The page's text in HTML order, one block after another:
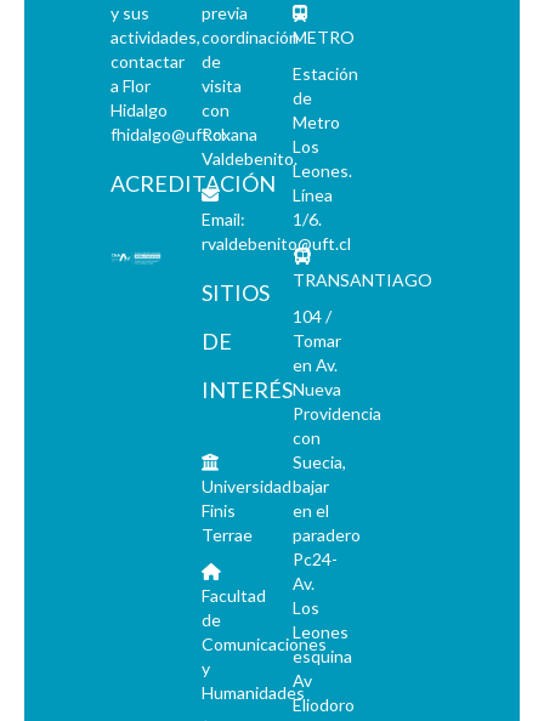
y sus
actividades,
contactar
a Flor
Hidalgo
fhidalgo@uft.cl
ACREDITACIÓN
previa
coordinación
de
visita
con
Roxana
Valdebenito.
Email:
rvaldebenito@uft.cl
SITIOS
DE
INTERÉS
Universidad
Finis
Terrae
Facultad
de
Comunicaciones
y
Humanidades
METRO
Estación
de
Metro
Los
Leones.
Línea
1/6.
TRANSANTIAGO
104 /
Tomar
en Av.
Nueva
Providencia
con
Suecia,
bajar
en el
paradero
Pc24-
Av.
Los
Leones
esquina
Av
Eliodoro